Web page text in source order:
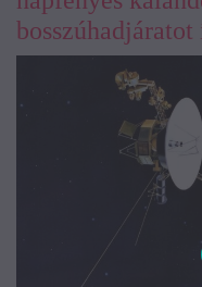
bosszúhadjáratot